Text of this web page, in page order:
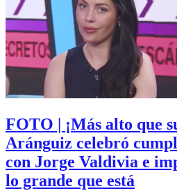
FOTO | ¡Más alto que
Aránguiz celebró
con Jorge Valdivia e
lo grande que está